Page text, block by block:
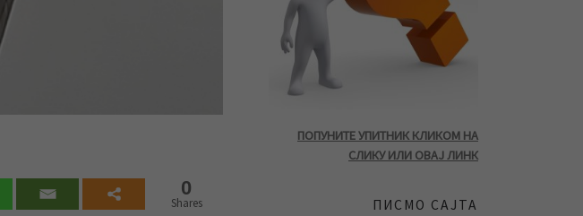
0
Shares
ПОПУНИТЕ УПИТНИК КЛИКОМ НА
СЛИКУ ИЛИ ОВАЈ ЛИНК
ПИСМО САЈТА